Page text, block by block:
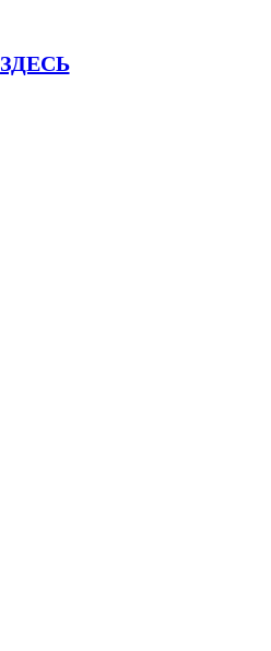
ЗДЕСЬ